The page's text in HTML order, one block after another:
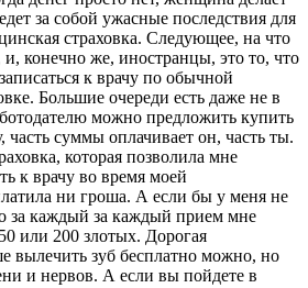
за собой ужасные последствия для
страховка. Следующее, на что
конечно же, иностранцы, это то, что
к врачу по обычной
Большие очереди есть даже не в
можно предложить купить
часть суммы оплачивает он, часть ты.
которая позволила мне
к врачу во время моей
ни гроша. А если бы у меня не
за каждый за каждый прием мне
или 200 злотых. Дорогая
вылечить зуб бесплатно можно, но
и нервов. А если вы пойдете в